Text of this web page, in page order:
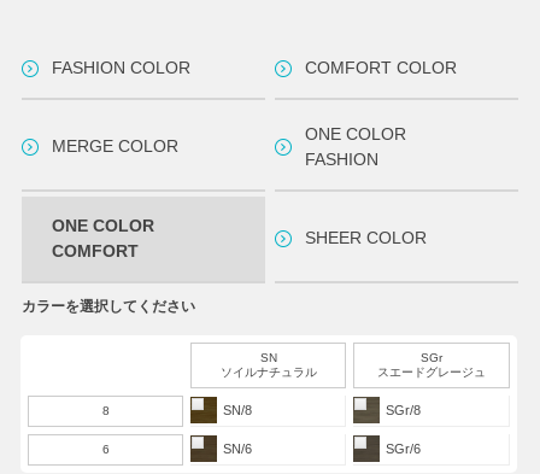
カラーを選択してください
SN
ソイルナチュラル
SGr
スエードグレージュ
8 SN/8 SGr/8
6 SN/6 SGr/6
FASHION COLOR COMFORT COLOR
MERGE COLOR
ONE COLOR
FASHION
ONE COLOR
COMFORT
SHEER COLOR